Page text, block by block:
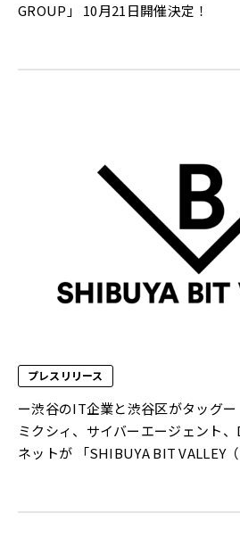
GROUP」 10月21日開催決定！
プレスリリース
ー渋谷のIT企業と渋谷区がタッグー
ミクシィ、サイバーエージェント
ネットが 「SHIBUYA BIT VALLEY（シブヤ・ビットバレ